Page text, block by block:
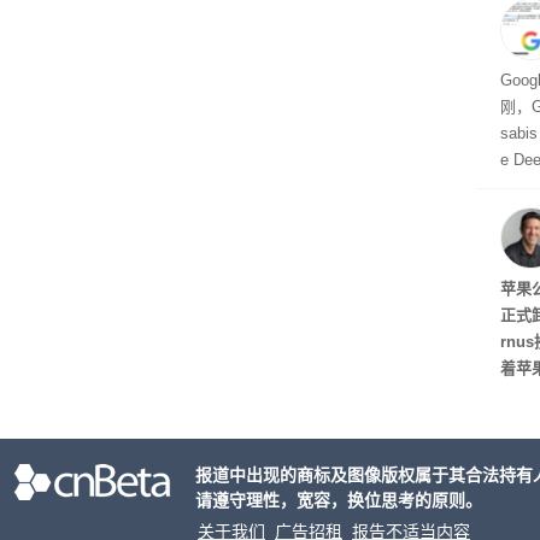
业
刚，
e
任
苹果
正式
rnus
着苹
长已
报道中出现的商标及图像版权属于其合法持
请遵守理性，宽容，换位思考的原则。
关于我们
广告招租
报告不适当内容